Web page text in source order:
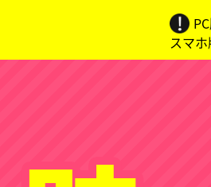
スマ